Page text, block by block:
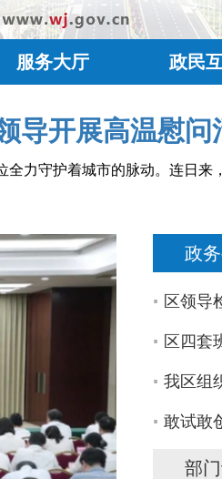
服务大厅 政民
导开展高温慰问
力守护着城市的脉动。连日
政务
区领导
区四套
我区组
敢试敢
部